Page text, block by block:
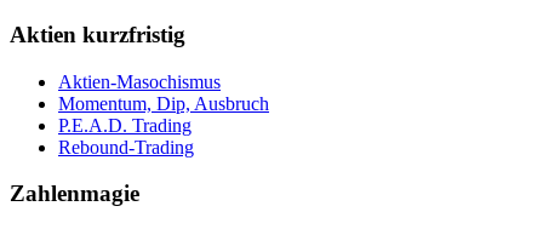
Aktien kurzfristig
Aktien-Masochismus
Momentum, Dip, Ausbruch
P.E.A.D. Trading
Rebound-Trading
Zahlenmagie